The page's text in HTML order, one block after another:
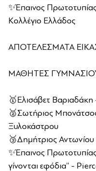
✨Έπαινος
Κολλέγιο Ελλάδος
ΑΠΟΤΕΛΕΣΜΑΤΑ
ΜΑΘΗΤΕΣ
🥇Ελισάβετ
🥈Σωτήριος
Ξυλοκάστρου
🥉Δημήτριος
✨Έπαινος
γίνονται εφόδια’’ -